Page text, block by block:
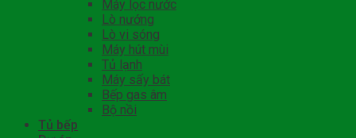
Máy lọc nước
Lò nướng
Lò vi sóng
Máy hút mùi
Tủ lạnh
Máy sấy bát
Bếp gas âm
Bộ nồi
Tủ bếp